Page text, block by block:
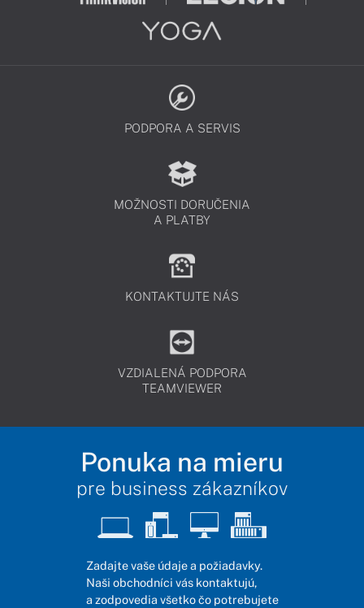
PODPORA A SERVIS
MOŽNOSTI DORUČENIA
A PLATBY
KONTAKTUJTE NÁS
VZDIALENÁ PODPORA
TEAMVIEWER
Ponuka na mieru
pre business zákazníkov
Zadajte vaše údaje a požiadavky.
Naši obchodníci vás kontaktujú,
a zodpovedia všetko čo potrebujete